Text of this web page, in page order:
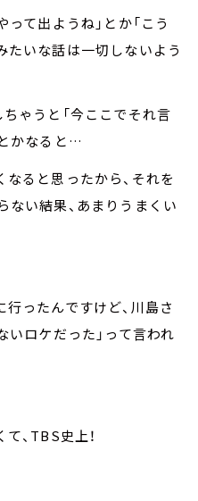
って出ようね」とか「こう
たいな話は一切しないよう
ゃうと「今ここでそれ言
とかなると…
ると思ったから、それを
ない結果、あまりうまくい
ったんですけど、川島さ
いロケだった」って言われ
、TBS史上！